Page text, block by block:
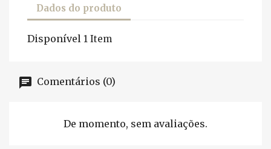
Dados do produto
Disponível 1 Item
Comentários (0)
De momento, sem avaliações.